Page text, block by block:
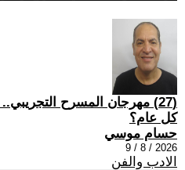
(27) مهرجان المسرح
كل عام؟
حسام موسي
2026 / 8 / 9
الادب والفن